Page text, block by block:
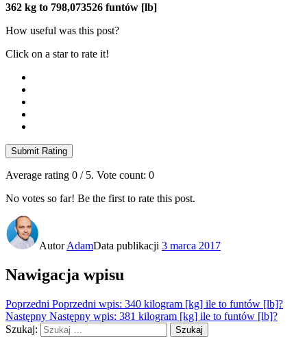
362 kg to 798,073526 funtów [lb]
How useful was this post?
Click on a star to rate it!
Submit Rating
Average rating 0 / 5. Vote count: 0
No votes so far! Be the first to rate this post.
AutorAdamData publikacji 3 marca 2017
Nawigacja wpisu
Poprzedni Poprzedni wpis: 340 kilogram [kg] ile to funtów [lb]?
Następny Następny wpis: 381 kilogram [kg] ile to funtów [lb]?
Szukaj:
Szukaj